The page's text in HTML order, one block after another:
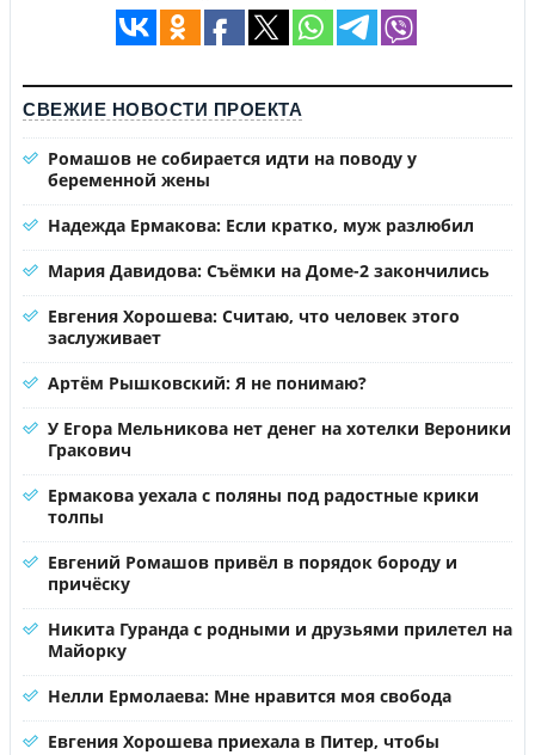
СВЕЖИЕ НОВОСТИ ПРОЕКТА
Ромашов не собирается идти на поводу у
беременной жены
Надежда Ермакова: Если кратко, муж разлюбил
Мария Давидова: Съёмки на Доме-2 закончились
Евгения Хорошева: Считаю, что человек этого
заслуживает
Артём Рышковский: Я не понимаю?
У Егора Мельникова нет денег на хотелки Вероники
Гракович
Ермакова уехала с поляны под радостные крики
толпы
Евгений Ромашов привёл в порядок бороду и
причёску
Никита Гуранда с родными и друзьями прилетел на
Майорку
Нелли Ермолаева: Мне нравится моя свобода
Евгения Хорошева приехала в Питер, чтобы